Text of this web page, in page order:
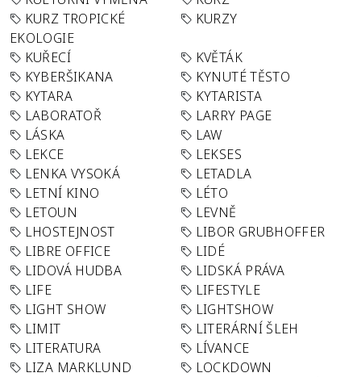
KURZ TROPICKÉ
EKOLOGIE
KURZY
KUŘECÍ
KVĚTÁK
KYBERŠIKANA
KYNUTÉ TĚSTO
KYTARA
KYTARISTA
LABORATOŘ
LARRY PAGE
LÁSKA
LAW
LEKCE
LEKSES
LENKA VYSOKÁ
LETADLA
LETNÍ KINO
LÉTO
LETOUN
LEVNĚ
LHOSTEJNOST
LIBOR GRUBHOFFER
LIBRE OFFICE
LIDÉ
LIDOVÁ HUDBA
LIDSKÁ PRÁVA
LIFE
LIFESTYLE
LIGHT SHOW
LIGHTSHOW
LIMIT
LITERÁRNÍ ŠLEH
LITERATURA
LÍVANCE
LIZA MARKLUND
LOCKDOWN